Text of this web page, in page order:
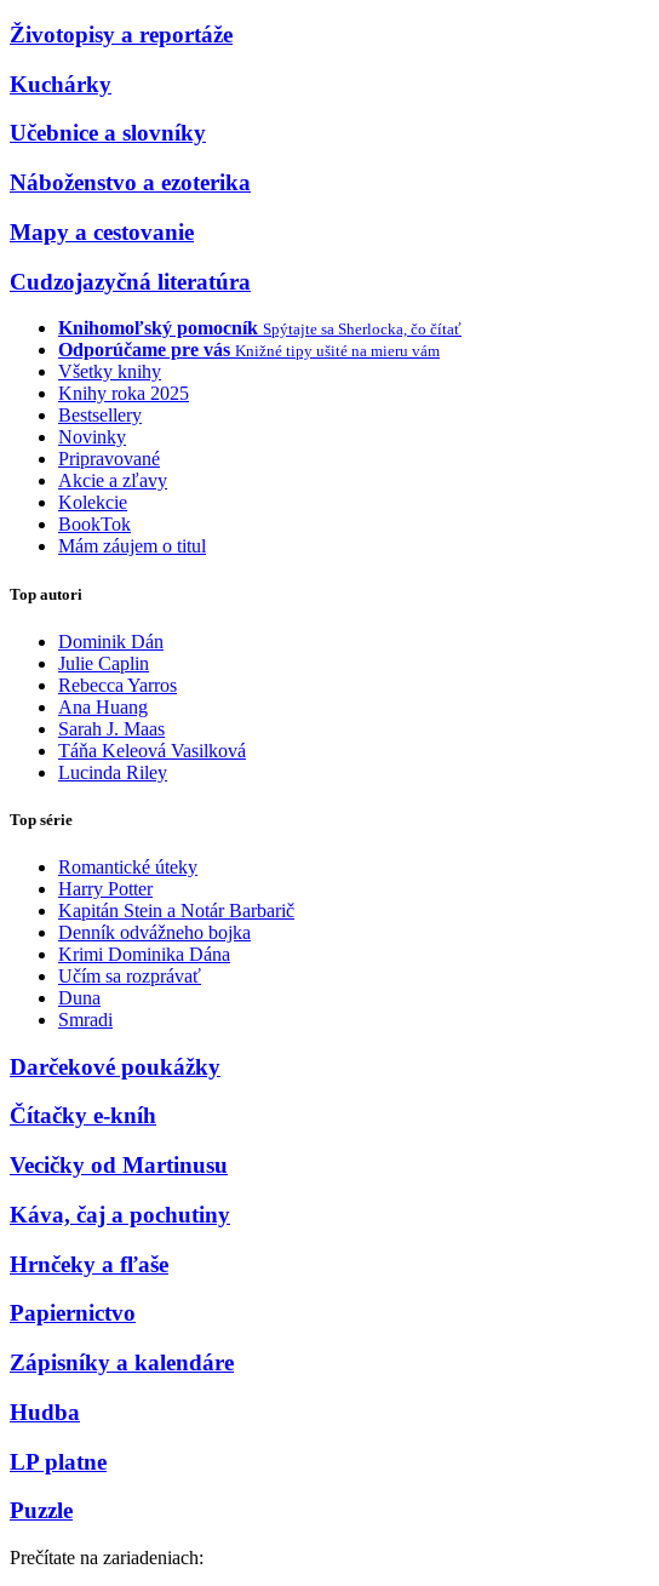
Životopisy a reportáže
Kuchárky
Učebnice a slovníky
Náboženstvo a ezoterika
Mapy a cestovanie
Cudzojazyčná literatúra
Knihomoľský pomocník Spýtajte sa Sherlocka, čo čítať
Odporúčame pre vás Knižné tipy ušité na mieru vám
Všetky knihy
Knihy roka 2025
Bestsellery
Novinky
Pripravované
Akcie a zľavy
Kolekcie
BookTok
Mám záujem o titul
Top autori
Dominik Dán
Julie Caplin
Rebecca Yarros
Ana Huang
Sarah J. Maas
Táňa Keleová Vasilková
Lucinda Riley
Top série
Romantické úteky
Harry Potter
Kapitán Stein a Notár Barbarič
Denník odvážneho bojka
Krimi Dominika Dána
Učím sa rozprávať
Duna
Smradi
Darčekové poukážky
Čítačky e-kníh
Vecičky od Martinusu
Káva, čaj a pochutiny
Hrnčeky a fľaše
Papiernictvo
Zápisníky a kalendáre
Hudba
LP platne
Puzzle
Prečítate na zariadeniach: